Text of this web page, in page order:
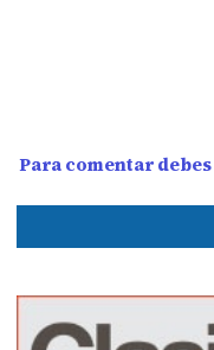
Para comentar